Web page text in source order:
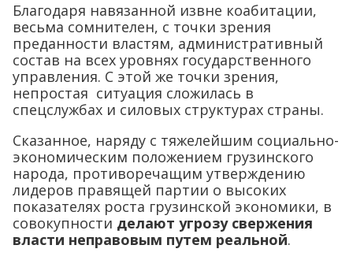
Благодаря навязанной извне коабитации,
весьма сомнителен, с точки зрения
преданности властям, административный
состав на всех уровнях государственного
управления. С этой же точки зрения,
непростая ситуация сложилась в
спецслужбах и силовых структурах страны.
Сказанное, наряду с тяжелейшим социально-
экономическим положением грузинского
народа, противоречащим утверждению
лидеров правящей партии о высоких
показателях роста грузинской экономики, в
совокупности делают угрозу свержения
власти неправовым путем реальной.